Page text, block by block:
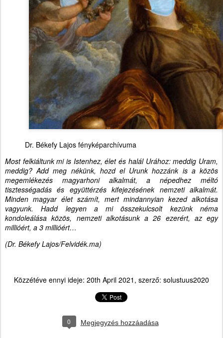
Dr. Békefy Lajos fényképarchívuma
Most felkiáltunk mi is Istenhez, élet és halál Urához: meddig Uram,
meddig? Add meg nékünk, hozd el Urunk hozzánk is a közös
megemlékezés magyarhoni alkalmát, a népedhez méltó
tisztességadás és együttérzés kifejezésének nemzeti alkalmát.
Minden magyar élet számít, mert mindannyian kezed alkotása
vagyunk. Hadd legyen a mi összekulcsolt kezünk néma
kondoleálása közös, nemzeti alkotásunk a 26 ezerért, az egy
millióért, a 3 millióért…
(Dr. Békefy Lajos/Felvidék.ma)
Közzétéve ennyi ideje: 20th April 2021 , szerző: solustuus2020
0 Megjegyzés hozzáadása